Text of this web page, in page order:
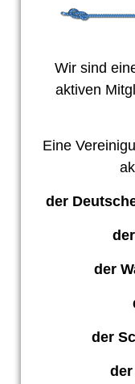
Wir sind
aktiven
Eine
der
der
der